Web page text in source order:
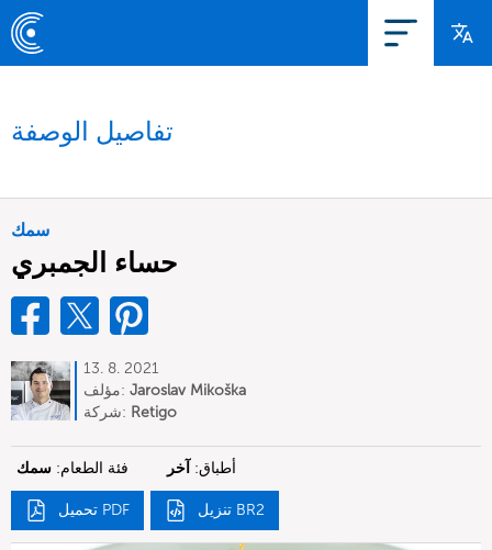
تفاصيل الوصفة
سمك
حساء الجمبري
13. 8. 2021
مؤلف: Jaroslav Mikoška
شركة: Retigo
فئة الطعام: سمك أطباق: آخر
تحميل PDF تنزيل BR2